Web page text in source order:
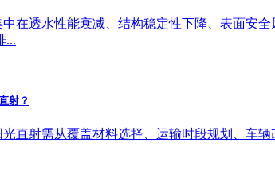
在透水性能衰减、结构稳定性下降、表面安
...
射？
直射需从覆盖材料选择、运输时段规划、车